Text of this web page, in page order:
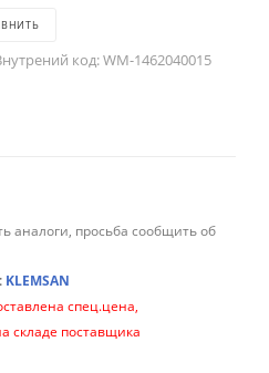
код:WM-1462040015
аналоги, просьба сообщить об
KLEMSAN
спец.цена,
складе поставщика